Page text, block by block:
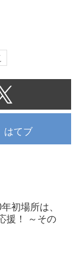
はてブ
初場所は、
援！ ～その